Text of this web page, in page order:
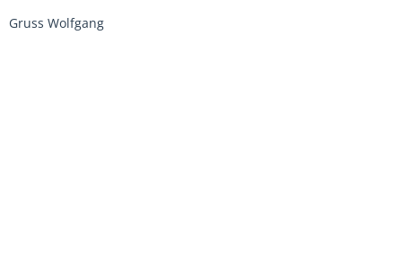
Gruss Wolfgang